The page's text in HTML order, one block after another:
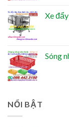
Xe
Sóng
NỔI BẬT